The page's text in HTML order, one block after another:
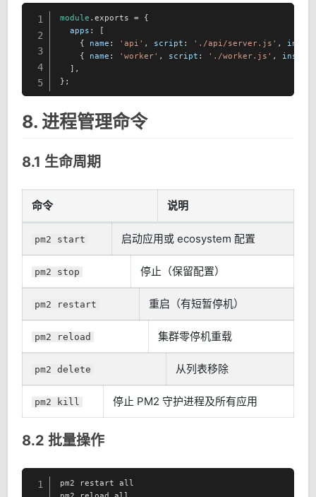
1
2
3
4
5
module .exports = {
apps : [
    {
name : 'api' , script : './api/server.js' ,
    {
name : 'worker' , script : './worker.js' ,
  ],
};
8. 进程管理命令
8.1 生命周期
命令 说明
pm2 start 启动应用或 ecosystem 配置
pm2 stop 停止（保留配置）
pm2 restart 重启（有短暂停机）
pm2 reload 集群零停机重载
pm2 delete 从列表移除
pm2 kill 停止 PM2 守护进程及所有应用
8.2 批量操作
1
pm2 restart all